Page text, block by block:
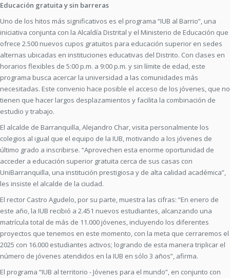
Educación gratuita y sin barreras
Uno de los hitos más significativos es el programa “IUB al Barrio”, una
iniciativa conjunta con la Alcaldía Distrital y el Ministerio de Educación que
ofrece 2.500 nuevos cupos gratuitos para educación superior en sedes
alternas ubicadas en instituciones educativas del Distrito. Con clases en
horarios flexibles de 5:00 p.m. a 9:00 p.m. y sin límite de edad, este
programa busca acercar la universidad a las comunidades más
necesitadas. Este convenio hace posible el acceso de los jóvenes, que no
tienen que hacer largos desplazamientos y facilita la combinación de
estudio y trabajo.
El alcalde de Barranquilla, Alejandro Char, visita personalmente los
colegios al igual que el equipo de la IUB, motivando a los jóvenes de
último grado a inscribirse. “Aprovechen esta enorme oportunidad de
acceder a educación superior gratuita cerca de sus casas con
UniBarranquilla, una institución prestigiosa y de alta calidad académica”,
les insiste el alcalde de la ciudad.
El rector Castro Agudelo, por su parte, muestra las cifras: “En enero de
este año, la IUB recibió a 2.451 nuevos estudiantes, alcanzando una
matrícula total de más de 11.000 jóvenes, incluyendo los diferentes
proyectos que tenemos en este momento, con la meta que cerraremos el
2025 con 16.000 estudiantes activos; logrando de esta manera triplicar el
número de jóvenes atendidos en la IUB en sólo 3 años”, afirma.
El programa “IUB al territorio - Jóvenes para el mundo”, en conjunto con